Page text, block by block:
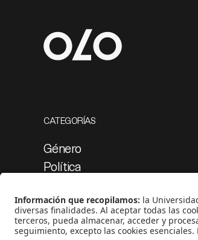
CATEGORÍAS
Género
Política
Medio ambiente
Medios y periodismo